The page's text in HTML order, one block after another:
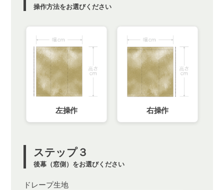
操作方法をお選びください
左操作 右操作
ステップ３
後幕（窓側）をお選びください
ドレープ生地